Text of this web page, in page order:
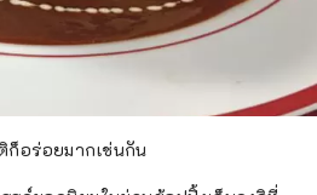
ก็อร่อยมากเช่นกัน